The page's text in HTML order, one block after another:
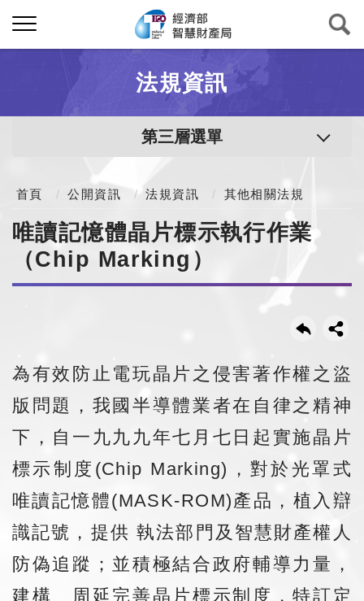
法規資訊
第三層選單
首頁 公開資訊 法規資訊 其他相關法規
唯讀記憶體晶片標示執行作業
（Chip Marking）
為有效防止電玩晶片之侵害著作權之盜
版問題，我國半導體業者在自律之精神
下，自一九九九年七月七日起實施晶片
標示制度(Chip Marking)，對於光罩式
唯讀記憶體(MASK-ROM)產品，植入辯
識記號，提供 執法部門及智慧財產權人
防偽追蹤；並積極結合政府輔導力量，
建構 周延完善晶片標示制度，特訂定